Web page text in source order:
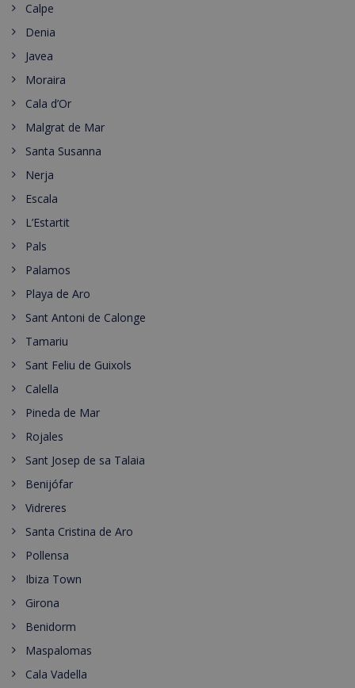
Calpe
Denia
Javea
Moraira
Cala d’Or
Malgrat de Mar
Santa Susanna
Nerja
Escala
L’Estartit
Pals
Palamos
Playa de Aro
Sant Antoni de Calonge
Tamariu
Sant Feliu de Guixols
Calella
Pineda de Mar
Rojales
Sant Josep de sa Talaia
Benijófar
Vidreres
Santa Cristina de Aro
Pollensa
Ibiza Town
Girona
Benidorm
Maspalomas
Cala Vadella